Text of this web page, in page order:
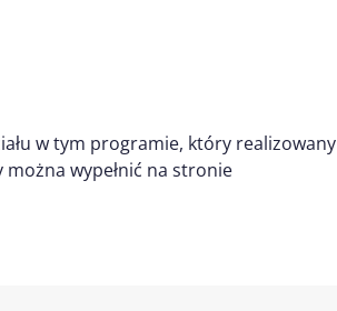
w tym programie, który realizowany
wypełnić na stronie